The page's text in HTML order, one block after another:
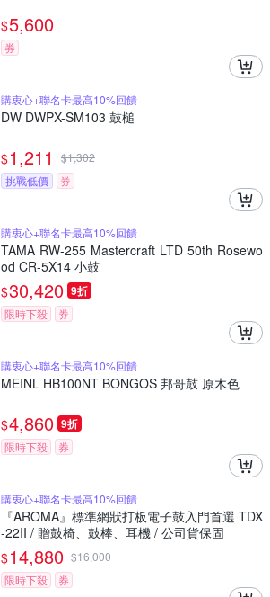
$5,600
券
購衷心+聯名卡最高10%回饋
DW DWPX-SM103 鼓槌
$1,211 $1,302
挑戰低價
券
購衷心+聯名卡最高10%回饋
TAMA RW-255 Mastercraft LTD 50th Rosewo
od CR-5X14 小鼓
$30,420 9折
限時下殺 券
購衷心+聯名卡最高10%回饋
MEINL HB100NT BONGOS 邦哥鼓 原木色
$4,860 9折
限時下殺 券
購衷心+聯名卡最高10%回饋
『AROMA』標準網狀打板電子鼓入門首選 TDX
-22II / 贈鼓椅、鼓棒、耳機 / 公司貨保固
$14,880 $16,000
限時下殺
券